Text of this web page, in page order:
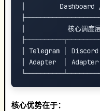
│
│           核心调
│ Telegram │
│ Adapter  │
核心优势在于：